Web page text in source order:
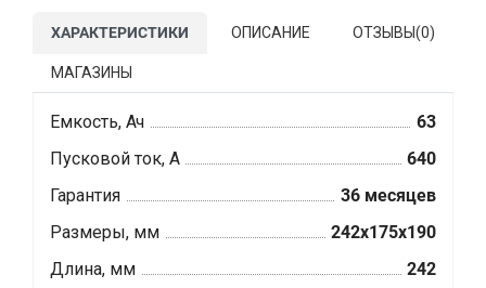
ХАРАКТЕРИСТИКИ ОПИСАНИЕ ОТЗЫВЫ(0)
МАГАЗИНЫ
Емкость, Ач
63
Пусковой ток, А
640
Гарантия
36 месяцев
Размеры, мм
242x175x190
Длина, мм
242